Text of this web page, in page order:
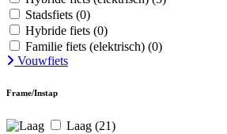
Stadsfiets (0)
Hybride fiets (0)
Familie fiets (elektrisch) (0)
Vouwfiets
Frame/Instap
Laag (21)